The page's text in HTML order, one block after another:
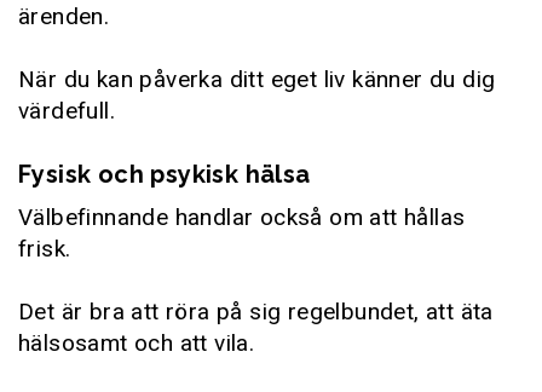
ärenden.
När du kan påverka ditt eget liv känner du dig
värdefull.
Fysisk och psykisk hälsa
Välbefinnande handlar också om att hållas
frisk.
Det är bra att röra på sig regelbundet, att äta
hälsosamt och att vila.